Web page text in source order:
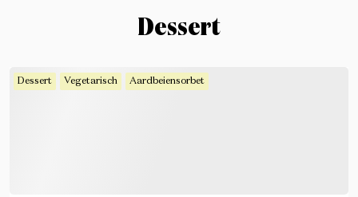
Dessert
Dessert Vegetarisch Aardbeiensorbet